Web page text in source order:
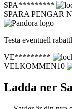
SPA*********
SPARA PENGAR
Testa eventuell
VE*********
VELKOMMEN10
Ladda ner